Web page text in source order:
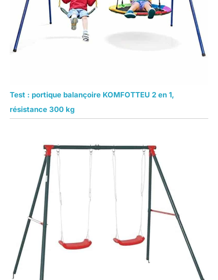
Test : portique balançoire KOMFOTTEU 2 en 1,
résistance 300 kg